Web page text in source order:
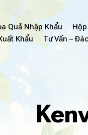
Quả Nhập Khẩu
Khẩu Tư Vấn –